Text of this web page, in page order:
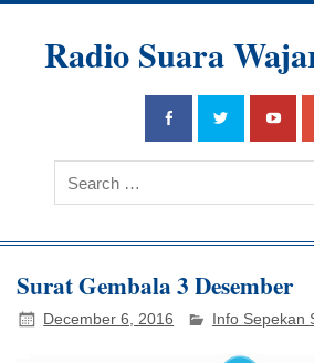
Radio Suara
Surat Gembala 3 Desember
December 6, 2016 Info Sepekan